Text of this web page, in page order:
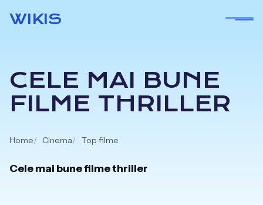
WIKIS
CELE MAI BUNE
FILME THRILLER
Home Cinema Top filme
Cele mai bune filme thriller